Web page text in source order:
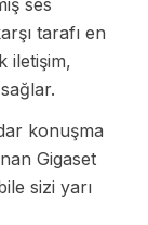
ses
tarafı en
iletişim,
konuşma
Gigaset
sizi yarı